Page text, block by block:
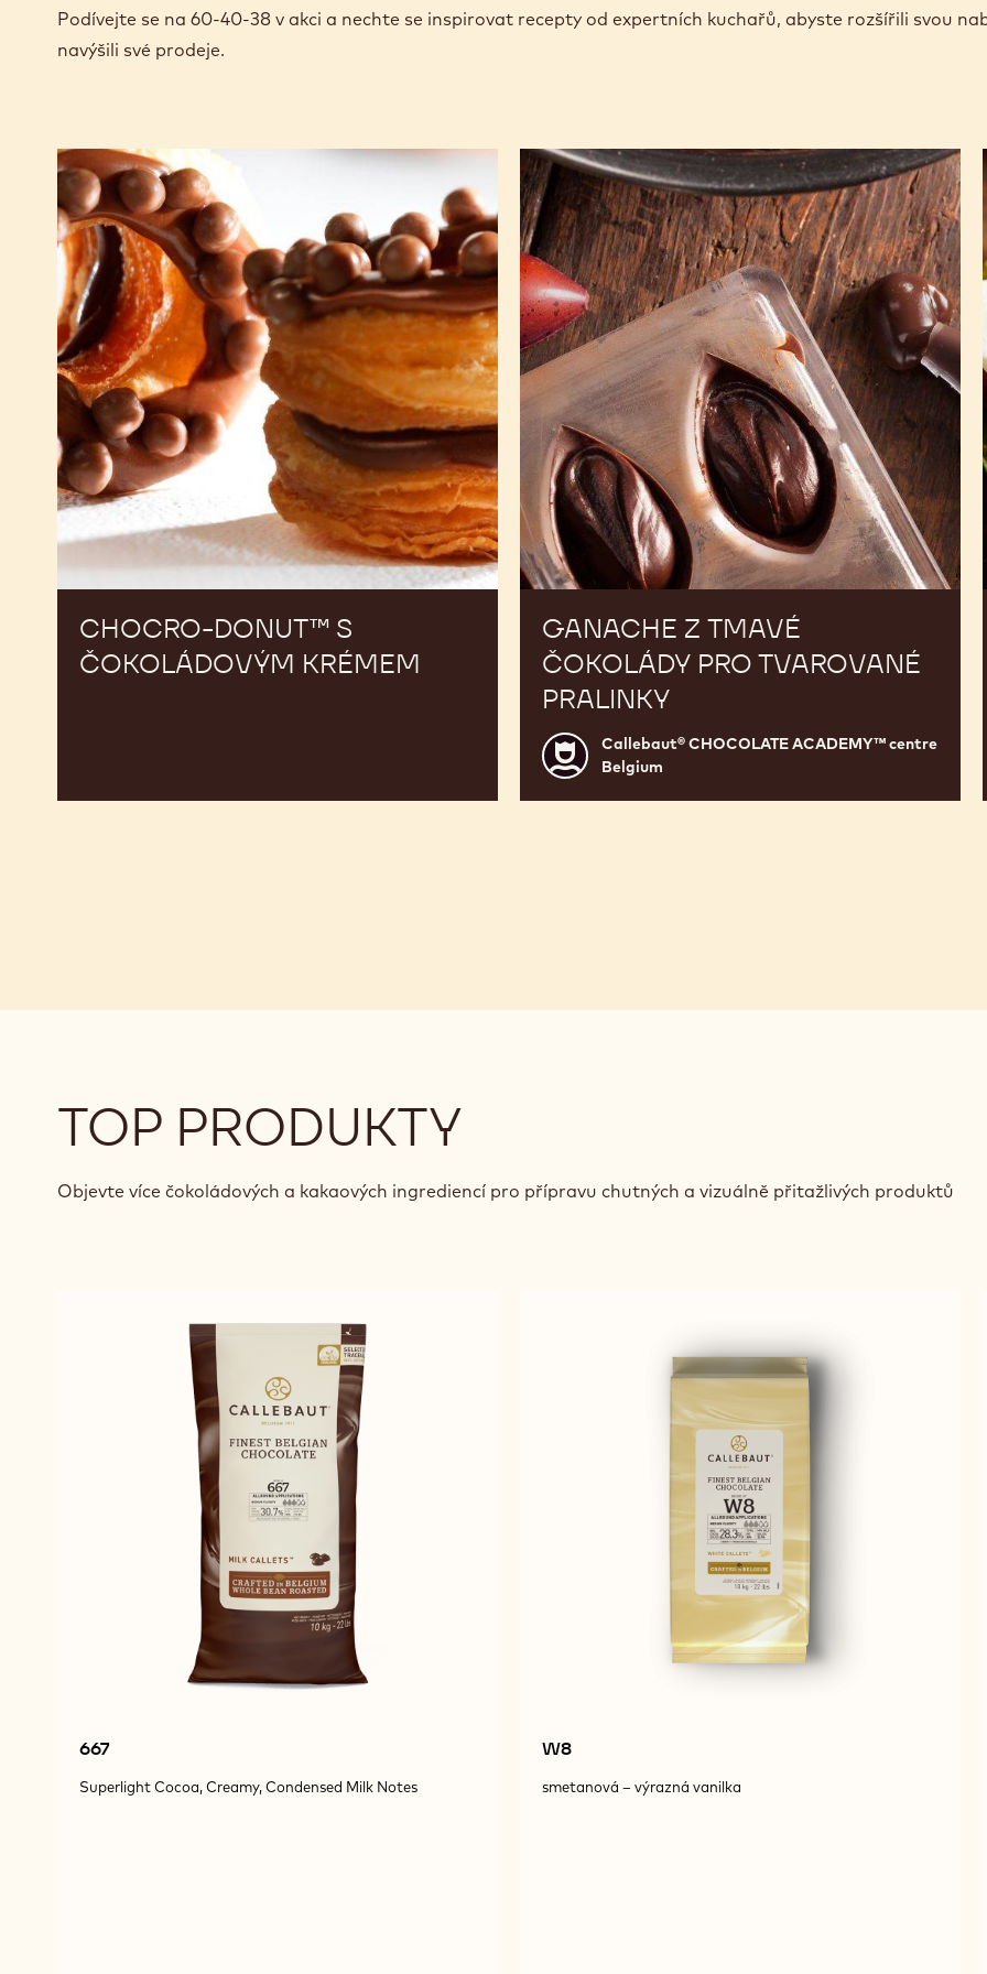
Podívejte se na 60-40-38 v akci a nechte se inspirovat recepty od expertních kuchařů, abyste rozšířili svou
navýšili své prodeje.
CHOCRO-DONUT™ S
ČOKOLÁDOVÝM KRÉMEM
CHOCRO-
DONUT™
s
čokoládovým
krémem
GANACHE Z TMAVÉ
ČOKOLÁDY PRO TVAROVANÉ
PRALINKY
Callebaut®
CHOCOLATE
ACADEMY™
Callebaut® CHOCOLATE ACADEMY™ centre
Belgium
Ganache
z
tmavé
čokolády
pro
tvarované
pralinky
TOP PRODUKTY
Objevte více čokoládových a kakaových ingrediencí pro přípravu chutných a vizuálně přitažlivých produktů
667
Superlight Cocoa, Creamy, Condensed Milk Notes
W8
smetanová – výrazná vanilka